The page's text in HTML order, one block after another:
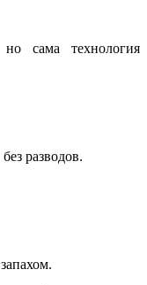
сама технология
разводов.